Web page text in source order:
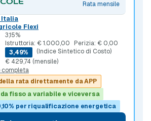
Rata mensile
Italia
Flexi
3,15%
Istruttoria: € 1.000,00
Perizia: € 0,00
3,49%
(Indice Sintetico di Costo)
€ 429,74 (mensile)
completa
rata direttamente da APP
fisso a variabile e viceversa
per riqualificazione energetica